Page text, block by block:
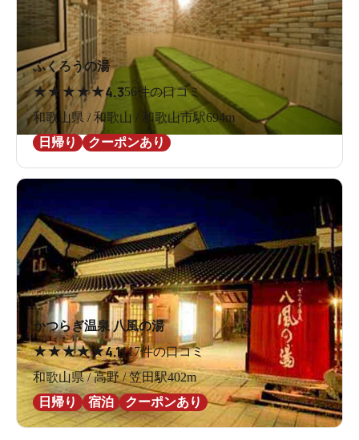
ふくろうの湯
★★ ★★★4.356件の口コミ
和歌山県 / 和歌山 / 和歌山市駅694m
日帰り
クーポンあり
かつらぎ温泉 八風の湯
★★★★★4.1117件の口コミ
和歌山県 / 高野 / 笠田駅402m
日帰り
宿泊 クーポンあり